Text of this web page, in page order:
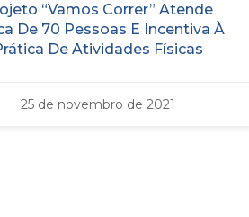
“Vamos Correr” Atende
De 70 Pessoas E Incentiva À
De Atividades Físicas
25 de novembro de 2021